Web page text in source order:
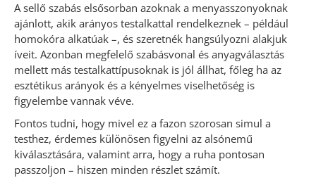
A sellő szabás elsősorban azoknak a menyasszonyoknak
ajánlott, akik arányos testalkattal rendelkeznek – például
homokóra alkatúak –, és szeretnék hangsúlyozni alakjuk
íveit. Azonban megfelelő szabásvonal és anyagválasztás
mellett más testalkattípusoknak is jól állhat, főleg ha az
esztétikus arányok és a kényelmes viselhetőség is
figyelembe vannak véve.
Fontos tudni, hogy mivel ez a fazon szorosan simul a
testhez, érdemes különösen figyelni az alsónemű
kiválasztására, valamint arra, hogy a ruha pontosan
passzoljon – hiszen minden részlet számít.